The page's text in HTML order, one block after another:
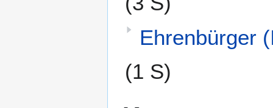
Ehrenbürger
(1 S)